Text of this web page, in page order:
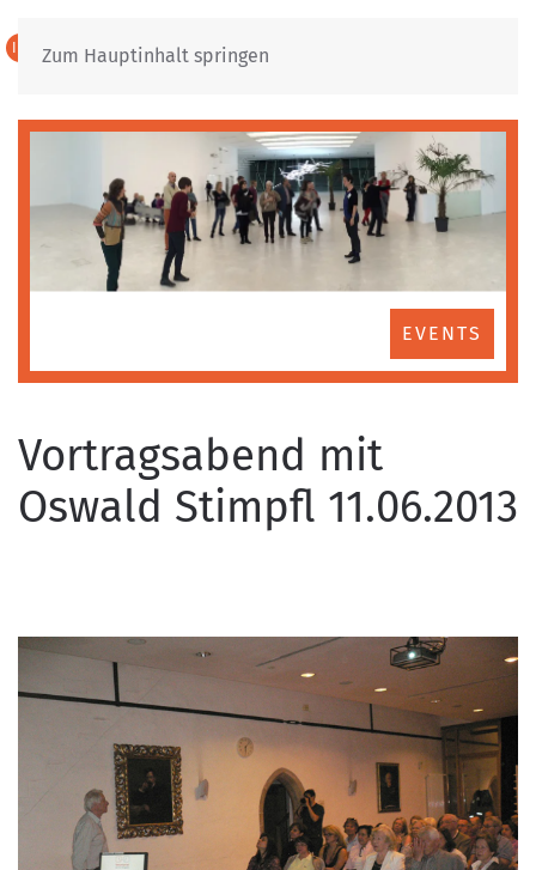
Zum Hauptinhalt springen
IT DE
EVENTS
Vortragsabend mit
Oswald Stimpfl 11.06.2013